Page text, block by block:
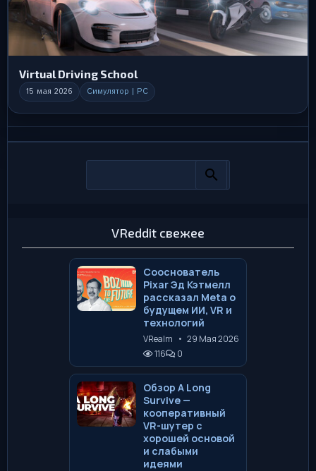
Virtual Driving School
15 мая 2026 Симулятор | PC
VReddit свежее
Сооснователь
Pixar Эд Кэтмелл
рассказал Meta о
будущем ИИ, VR и
технологий
VRealm • 29 Мая 2026
116
0
Обзор A Long
Survive —
кооперативный
VR-шутер с
хорошей основой
и слабыми
идеями